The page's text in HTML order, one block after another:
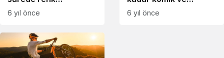
değiştirebilir ?
6 yıl önce
yakından
6 yıl önce